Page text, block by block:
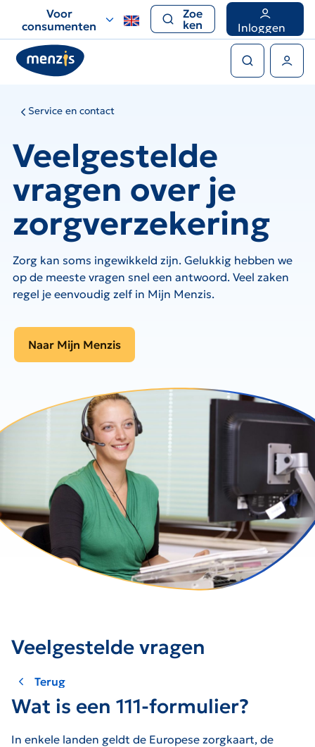
voor
snelle
navigatie
Voor
consumenten
Zoe
ken
Inloggen
Service en contact
Veelgestelde
vragen over je
zorgverzekering
Zorg kan soms ingewikkeld zijn. Gelukkig hebben we
op de meeste vragen snel een antwoord. Veel zaken
regel je eenvoudig zelf in Mijn Menzis.
Naar Mijn Menzis
Veelgestelde vragen
Terug
Wat is een 111-formulier?
In enkele landen geldt de Europese zorgkaart, de